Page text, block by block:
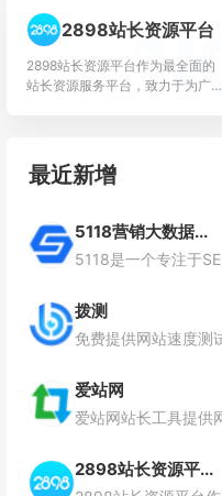
义P...
2898站长资源平台
2898站长资源平台作为最全面的
站长资源服务平台，致力于为广
1K
最近新增
5118营销大数据...
拨测
爱站网
2898站长资源平...